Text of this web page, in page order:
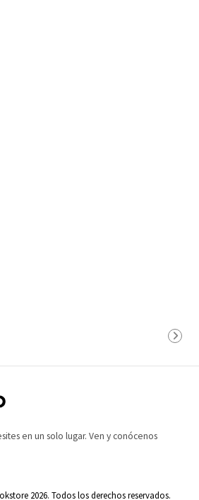
en un solo lugar. Ven y conócenos
2026. Todos los derechos reservados.